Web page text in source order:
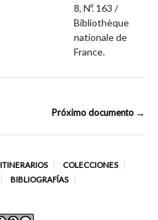
8, Nº. 163 /
Bibliothèque
nationale de
France.
Próximo documento →
ITINERARIOS
COLECCIONES
BIBLIOGRAFÍAS